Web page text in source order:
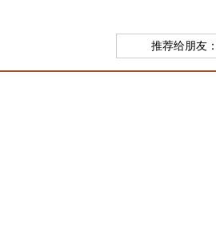
推荐给朋友：